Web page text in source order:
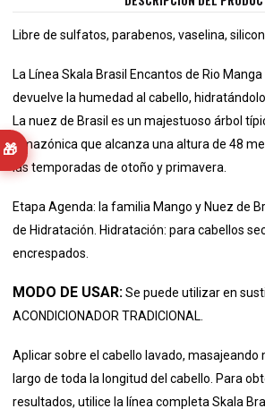
🎁
Libre de sulfatos, parabenos, vaselina,
La Línea Skala Brasil Encantos de Rio
devuelve la humedad al cabello,
La nuez de Brasil es un majestuoso árbol
Amazónica que alcanza una altura de 48
las temporadas de otoño y primavera.
Etapa Agenda: la familia Mango y Nuez de
de Hidratación. Hidratación: para cabellos
encrespados.
MODO DE USAR:Se puede utilizar en
ACONDICIONADOR TRADICIONAL.
Aplicar sobre el cabello lavado, masajeando
largo de toda la longitud del cabello. Para
resultados, utilice la línea completa Skala